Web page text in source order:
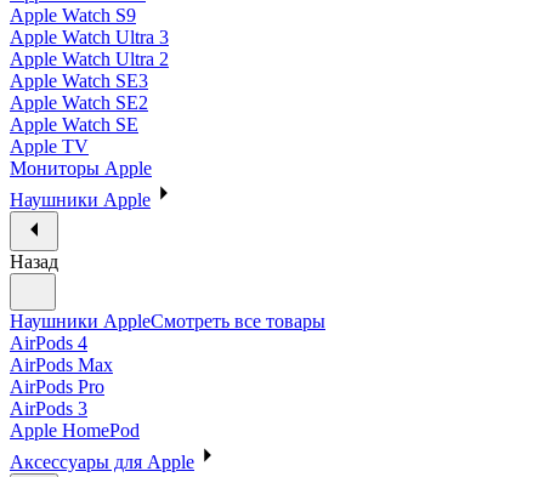
Apple Watch S9
Apple Watch Ultra 3
Apple Watch Ultra 2
Apple Watch SE3
Apple Watch SE2
Apple Watch SE
Apple TV
Мониторы Apple
Наушники Apple
Назад
Наушники AppleСмотреть все товары
AirPods 4
AirPods Max
AirPods Pro
AirPods 3
Apple HomePod
Аксессуары для Apple